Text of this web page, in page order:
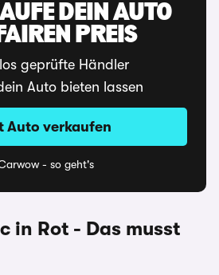
DEIN AUTO
PREIS
geprüfte Händler
Auto bieten lassen
Auto verkaufen
- so geht's
in Rot - Das musst